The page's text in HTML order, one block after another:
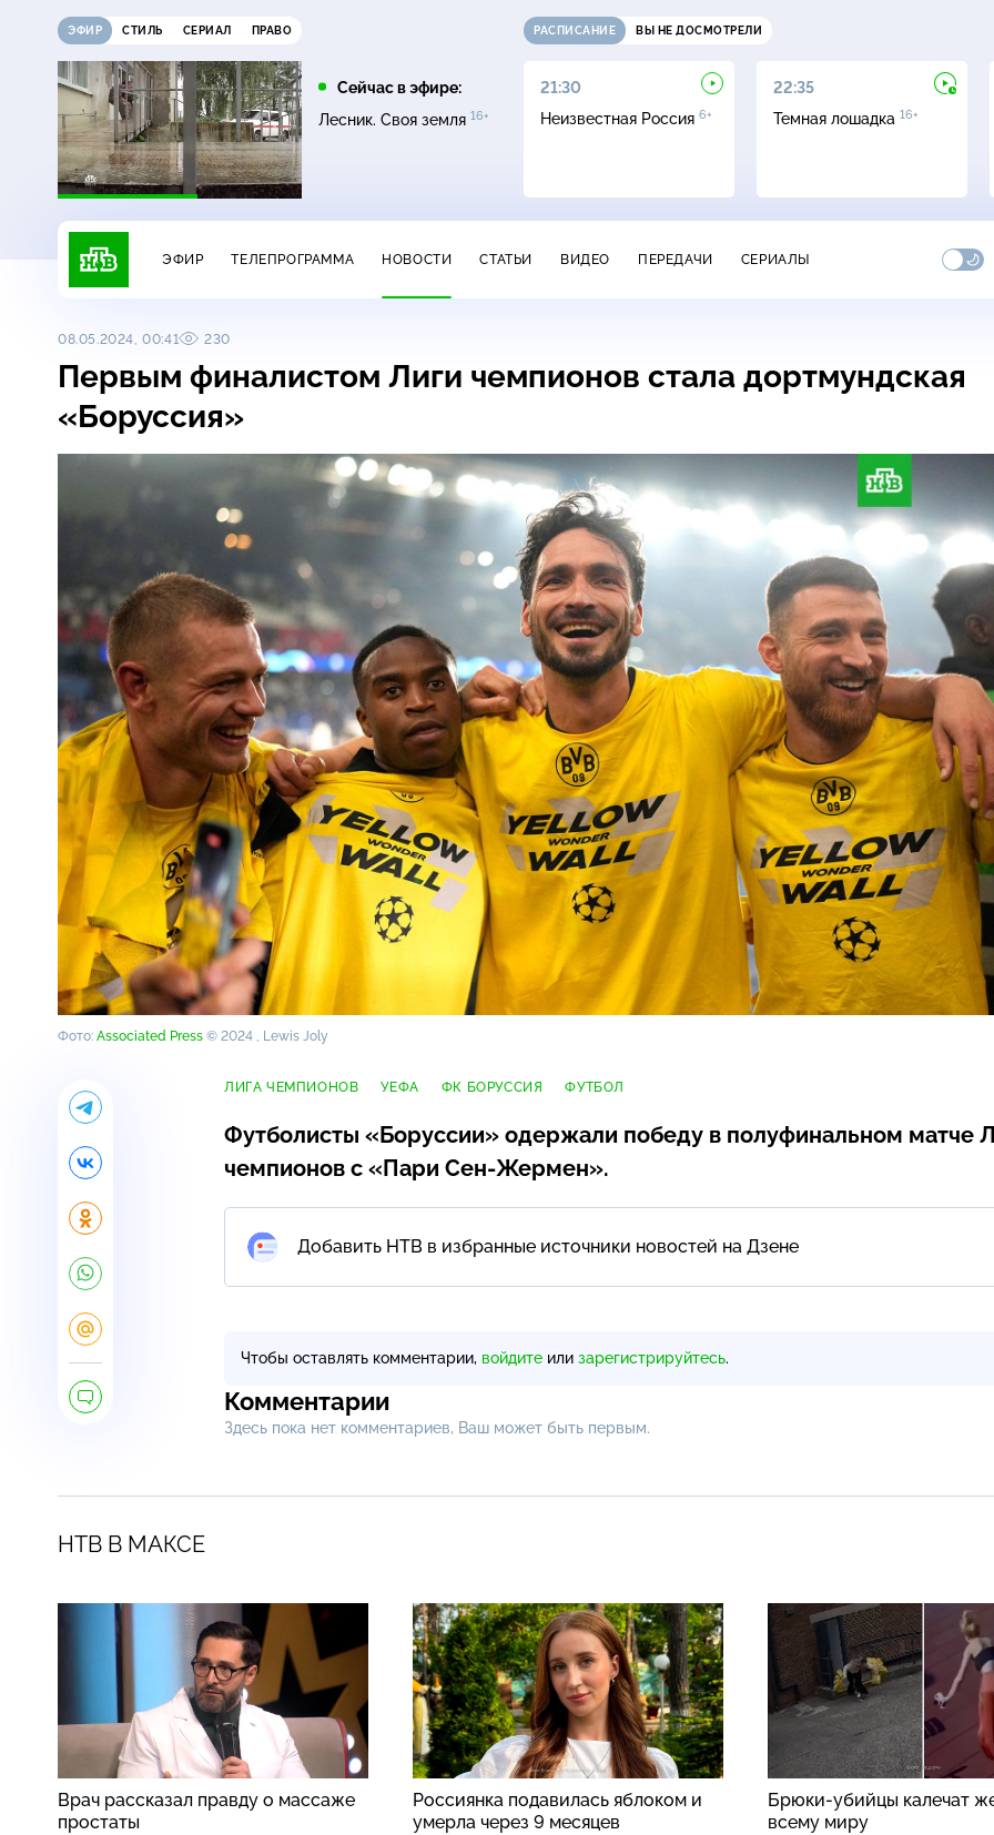
ЭФИР СТИЛЬ СЕРИАЛ ПРАВО
Сейчас в эфире:
Лесник. Своя земля 16+
РАСПИСАНИЕ ВЫ НЕ ДОСМОТРЕЛИ
17:00
Невский. Чужой среди
чужих16+
21:15
Сегодня
21:30
Неизвестная Россия 6+
22:35
Темная лошадка 16+
ЭФИР ТЕЛЕПРОГРАММА НОВОСТИ СТАТЬИ ВИДЕО ПЕРЕДАЧИ СЕРИАЛЫ
08.05.2024, 00:41 230
Первым финалистом Лиги чемпионов стала дортмундская
«Боруссия»
Фото: Associated Press © 2024 , Lewis Joly
ЛИГА ЧЕМПИОНОВ УЕФА ФК БОРУССИЯ ФУТБОЛ
Футболисты «Боруссии» одержали победу в полуфинальном матче
чемпионов с «Пари Сен-Жермен».
Добавить НТВ в избранные источники новостей на Дзене
Чтобы оставлять комментарии, войдите или зарегистрируйтесь.
Комментарии
Здесь пока нет комментариев, Ваш может быть первым.
НТВ В МАКСЕ
Врач рассказал правду о массаже
простаты
Россиянка подавилась яблоком и
умерла через 9 месяцев
Брюки-убийцы калечат
всему миру